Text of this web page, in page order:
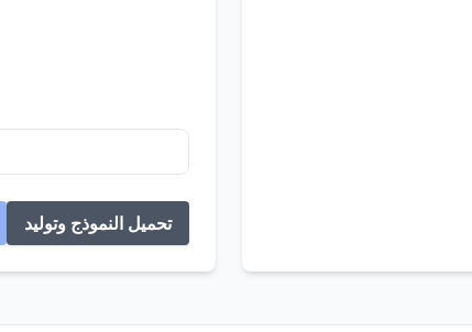
تحميل النموذج وتوليد